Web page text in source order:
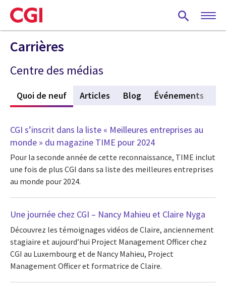
Skip
to
main
content
Carrières
Centre des médias
Quoi de neuf (active tab)
Articles Blog Événements
CGI s’inscrit dans la liste « Meilleures entreprises au
monde » du magazine TIME pour 2024
Pour la seconde année de cette reconnaissance, TIME inclut
une fois de plus CGI dans sa liste des meilleures entreprises
au monde pour 2024.
Une journée chez CGI – Nancy Mahieu et Claire Nyga
Découvrez les témoignages vidéos de Claire, anciennement
stagiaire et aujourd’hui Project Management Officer chez
CGI au Luxembourg et de Nancy Mahieu, Project
Management Officer et formatrice de Claire.